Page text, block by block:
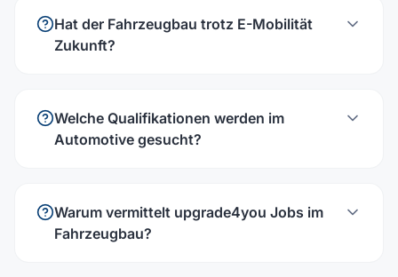
Hat der Fahrzeugbau trotz E-Mobilität
Zukunft?
Welche Qualifikationen werden im
Automotive gesucht?
Warum vermittelt upgrade4you Jobs im
Fahrzeugbau?